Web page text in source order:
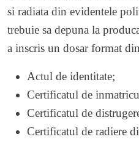
si radiata din evidentele
trebuie sa depuna la
a inscris un dosar format
Actul de identitate;
Certificatul de
Certificatul de
Certificatul de radiere